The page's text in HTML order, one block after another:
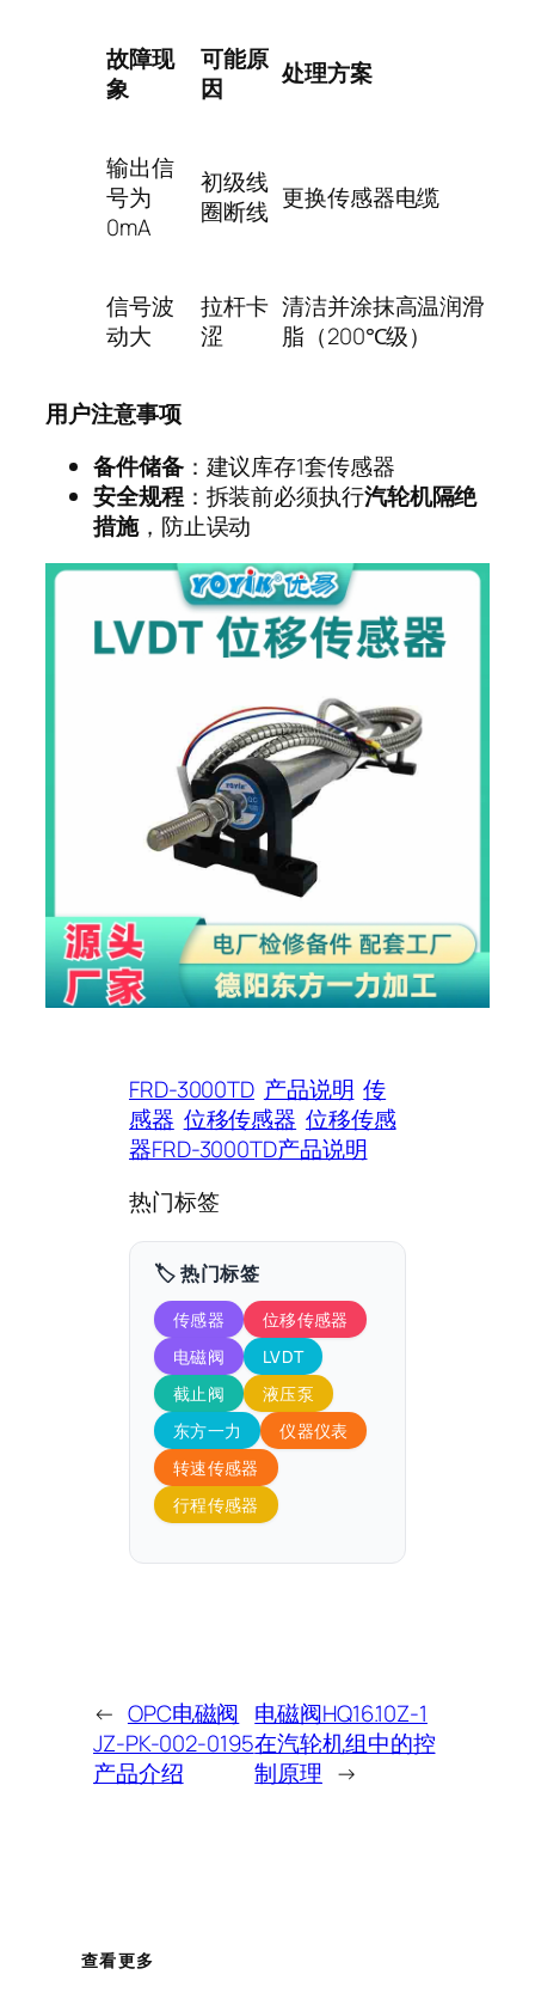
故障现
象
可能原
因
处理方案
输出信
号为
0mA
初级线
圈断线 更换传感器电缆
信号波
动大
拉杆卡
涩
清洁并涂抹高温润滑
脂（200℃级）
用户注意事项
备件储备：建议库存1套传感器
安全规程：拆装前必须执行汽轮机隔绝
措施，防止误动
FRD-3000TD 产品说明 传
感器 位移传感器 位移传感
器FRD-3000TD产品说明
热门标签
🏷️ 热门标签
传感器
位移传感器
电磁阀
LVDT
截止阀
液压泵
东方一力
仪器仪表
转速传感器
行程传感器
← OPC电磁阀
JZ-PK-002-0195
产品介绍
电磁阀HQ16.10Z-1
在汽轮机组中的控
制原理 →
查看更多